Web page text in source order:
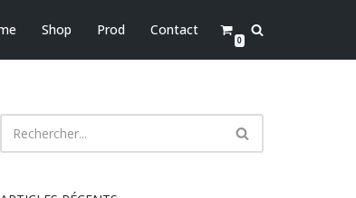
Shop Prod Contact
0